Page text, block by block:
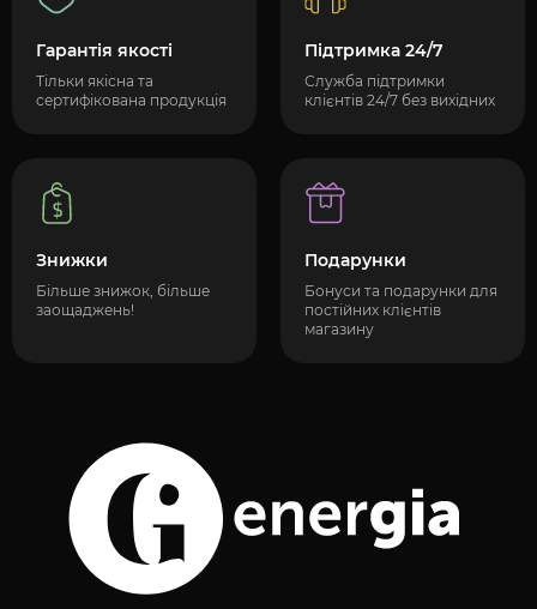
Гарантія якості
Тільки якісна та
сертифікована продукція
Підтримка 24/7
Служба підтримки
клієнтів 24/7 без вихідних
Знижки
Більше знижок, більше
заощаджень!
Подарунки
Бонуси та подарунки для
постійних клієнтів
магазину